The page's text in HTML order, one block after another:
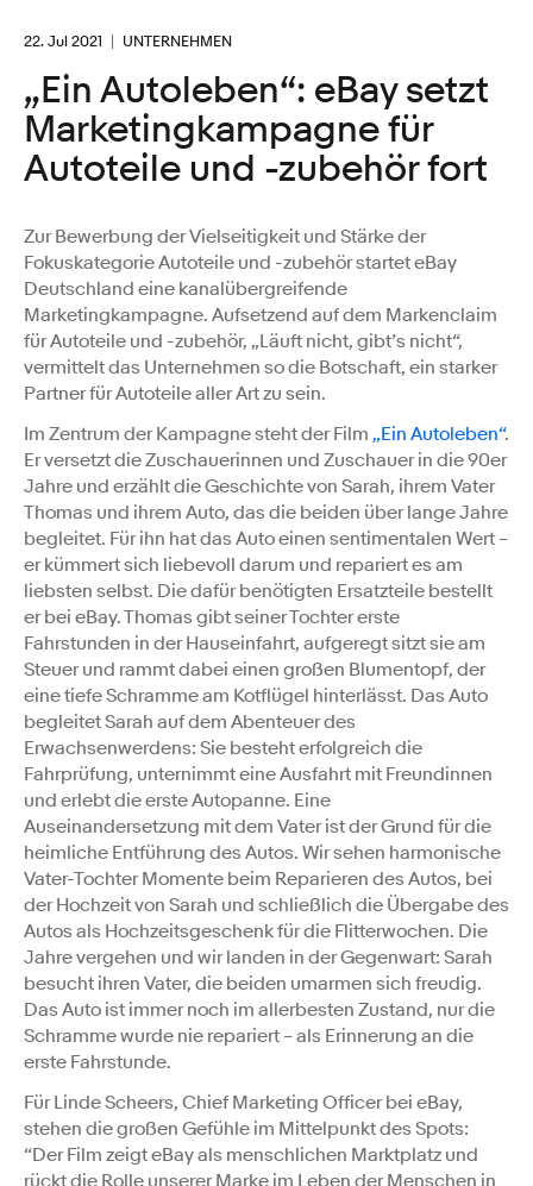
22. Jul 2021 UNTERNEHMEN
„Ein Autoleben“: eBay setzt
Marketingkampagne für
Autoteile und -zubehör fort
Zur Bewerbung der Vielseitigkeit und Stärke der
Fokuskategorie Autoteile und -zubehör startet eBay
Deutschland eine kanalübergreifende
Marketingkampagne. Aufsetzend auf dem Markenclaim
für Autoteile und -zubehör, „Läuft nicht, gibt’s nicht“,
vermittelt das Unternehmen so die Botschaft, ein starker
Partner für Autoteile aller Art zu sein.
Im Zentrum der Kampagne steht der Film „Ein Autoleben“.
Er versetzt die Zuschauerinnen und Zuschauer in die 90er
Jahre und erzählt die Geschichte von Sarah, ihrem Vater
Thomas und ihrem Auto, das die beiden über lange Jahre
begleitet. Für ihn hat das Auto einen sentimentalen Wert –
er kümmert sich liebevoll darum und repariert es am
liebsten selbst. Die dafür benötigten Ersatzteile bestellt
er bei eBay. Thomas gibt seiner Tochter erste
Fahrstunden in der Hauseinfahrt, aufgeregt sitzt sie am
Steuer und rammt dabei einen großen Blumentopf, der
eine tiefe Schramme am Kotflügel hinterlässt. Das Auto
begleitet Sarah auf dem Abenteuer des
Erwachsenwerdens: Sie besteht erfolgreich die
Fahrprüfung, unternimmt eine Ausfahrt mit Freundinnen
und erlebt die erste Autopanne. Eine
Auseinandersetzung mit dem Vater ist der Grund für die
heimliche Entführung des Autos. Wir sehen harmonische
Vater-Tochter Momente beim Reparieren des Autos, bei
der Hochzeit von Sarah und schließlich die Übergabe des
Autos als Hochzeitsgeschenk für die Flitterwochen. Die
Jahre vergehen und wir landen in der Gegenwart: Sarah
besucht ihren Vater, die beiden umarmen sich freudig.
Das Auto ist immer noch im allerbesten Zustand, nur die
Schramme wurde nie repariert – als Erinnerung an die
erste Fahrstunde.
Für Linde Scheers, Chief Marketing Officer bei eBay,
stehen die großen Gefühle im Mittelpunkt des Spots:
“Der Film zeigt eBay als menschlichen Marktplatz und
rückt die Rolle unserer Marke im Leben der Menschen in